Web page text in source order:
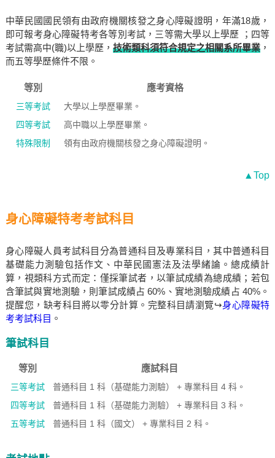
中華民國國民領有由政府機關核發之身心障礙證明，年滿18歲，
即可報考身心障礙特考各等別考試，三等需大學以上學歷 ；四等
考試需高中(職)以上學歷， 技術類科須符合規定之相關系所畢業 ，
而五等學歷條件不限。
等別 應考資格
三等考試
大學以上學歷畢業。
四等考試
高中職以上學歷畢業。
特殊限制
領有由政府機關核發之身心障礙證明。
▲Top
身心障礙特考考試科目
身心障礙人員考試科目分為普通科目及專業科目，其中普通科目
基礎能力測驗包括作文、中華民國憲法及法學緒論。總成績計
算，視類科方式而定：僅採筆試者，以筆試成績為總成績；若包
含筆試與實地測驗，則筆試成績占 60%、實地測驗成績占 40%。
提醒您，缺考科目將以零分計算。完整科目請瀏覽↪身心障礙特
考考試科目 。
筆試科目
等別 應試科目
三等考試
普通科目 1 科（基礎能力測驗） + 專業科目 4 科。
四等考試
普通科目 1 科（基礎能力測驗） + 專業科目 3 科。
五等考試
普通科目 1 科（國文） + 專業科目 2 科。